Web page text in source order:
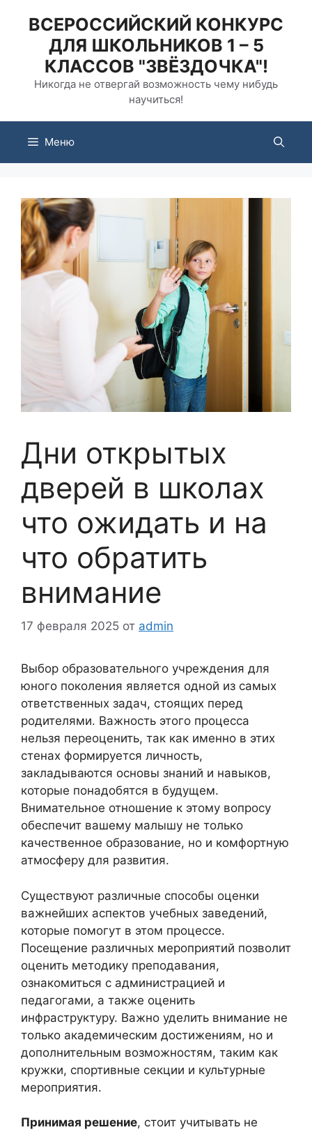
содержимому
ВСЕРОССИЙСКИЙ КОНКУРС
ДЛЯ ШКОЛЬНИКОВ 1 – 5
КЛАССОВ "ЗВЁЗДОЧКА"!
Никогда не отвергай возможность чему нибудь
научиться!
Меню
Дни открытых
дверей в школах
что ожидать и на
что обратить
внимание
17 февраля 2025 от admin
Выбор образовательного учреждения для
юного поколения является одной из самых
ответственных задач, стоящих перед
родителями. Важность этого процесса
нельзя переоценить, так как именно в этих
стенах формируется личность,
закладываются основы знаний и навыков,
которые понадобятся в будущем.
Внимательное отношение к этому вопросу
обеспечит вашему малышу не только
качественное образование, но и комфортную
атмосферу для развития.
Существуют различные способы оценки
важнейших аспектов учебных заведений,
которые помогут в этом процессе.
Посещение различных мероприятий позволит
оценить методику преподавания,
ознакомиться с администрацией и
педагогами, а также оценить
инфраструктуру. Важно уделить внимание не
только академическим достижениям, но и
дополнительным возможностям, таким как
кружки, спортивные секции и культурные
мероприятия.
Принимая решение, стоит учитывать не